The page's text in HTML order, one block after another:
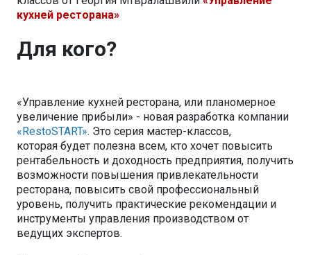
кухней ресторана»
Для кого?
«Управление кухней ресторана, или планомерное
увеличение прибыли» - новая разработка компании
«RestoSTART». Это серия мастер-классов,
которая будет полезна всем, кто хочет повысить
рентабельность и доходность предприятия, получить
возможности повышения привлекательности
ресторана, повысить свой профессиональный
уровень, получить практические рекомендации и
инструменты управления производством от
ведущих экспертов.